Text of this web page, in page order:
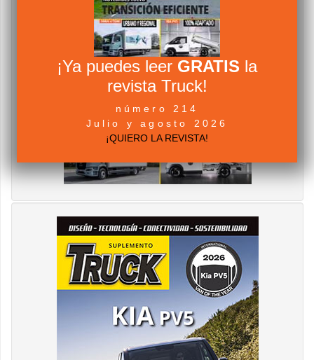
¡Ya puedes leer GRATIS la
revista Truck!
número 214
Julio y agosto 2026
¡QUIERO LA REVISTA!